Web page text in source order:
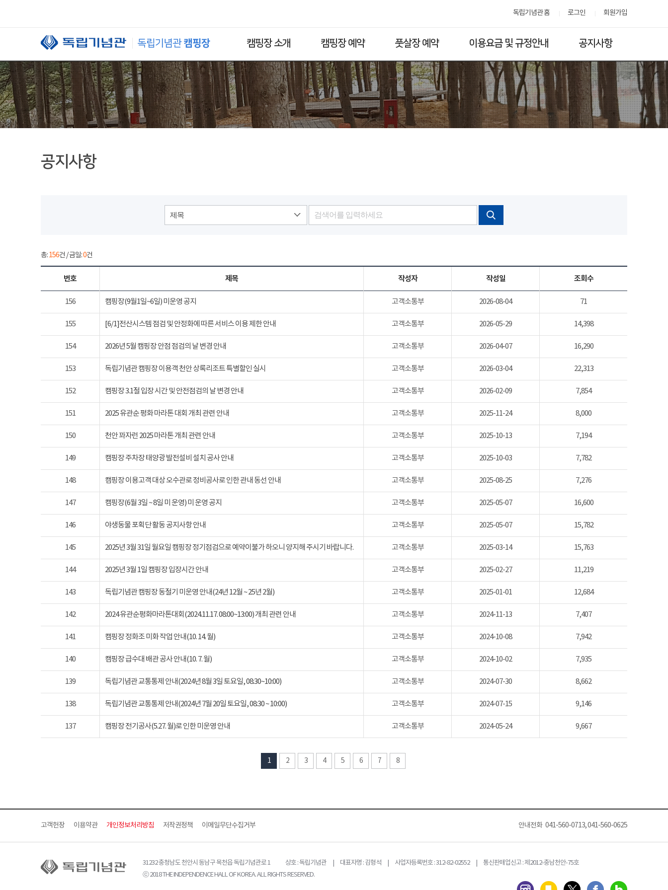
독립기념관 홈 로그인 회원가입
캠핑장 소개 캠핑장 예약 풋살장 예약 이용요금 및 규정안내 공지사항
공지사항
제목
총:156건 / 금일:0건
번호 제목 작성자 작성일 조회수
156 캠핑장(9월1일~6일) 미운영 공지 고객소통부 2026-08-04 71
155 [6/1]전산시스템 점검 및 안정화에 따른 서비스 이용 제한 안내 고객소통부 2026-05-29 14,398
154 2026년 5월 캠핑장 안점 점검의 날 변경 안내 고객소통부 2026-04-07 16,290
153 독립기념관 캠핑장 이용객 천안 상록리조트 특별할인 실시 고객소통부 2026-03-04 22,313
152 캠핑장 3.1절 입장 시간 및 안전점검의 날 변경 안내 고객소통부 2026-02-09 7,854
151 2025 유관순 평화 마라톤 대회 개최 관련 안내 고객소통부 2025-11-24 8,000
150 천안 꽈자런 2025 마라톤 개최 관련 안내 고객소통부 2025-10-13 7,194
149 캠핑장 주차장 태양광 발전설비 설치 공사 안내 고객소통부 2025-10-03 7,782
148 캠핑장 이용고객 대상 오수관로 정비공사로 인한 관내 동선 안내 고객소통부 2025-08-25 7,276
147 캠핑장(6월 3일 ~ 8일 미 운영) 미 운영 공지 고객소통부 2025-05-07 16,600
146 야생동물 포획단 활동 공지사항 안내 고객소통부 2025-05-07 15,782
145 2025년 3월 31일 월요일 캠핑장 정기점검으로 예약이불가 하오니 양지해 주시기 바랍니다. 고객소통부 2025-03-14 15,763
144 2025년 3월 1일 캠핑장 입장시간 안내 고객소통부 2025-02-27 11,219
143 독립기념관 캠핑장 동절기 미운영 안내(24년 12월 ~ 25년 2월) 고객소통부 2025-01-01 12,684
142 2024 유관순평화마라톤대회(2024.11.17. 08:00~13:00) 개최 관련 안내 고객소통부 2024-11-13 7,407
141 캠핑장 정화조 미화 작업 안내(10. 14. 월) 고객소통부 2024-10-08 7,942
140 캠핑장 급수대 배관 공사 안내(10. 7. 월) 고객소통부 2024-10-02 7,935
139 독립기념관 교통통제 안내(2024년 8월 3일 토요일, 08:30~10:00) 고객소통부 2024-07-30 8,662
138 독립기념관 교통통제 안내(2024년 7월 20일 토요일, 08:30 ~ 10:00) 고객소통부 2024-07-15 9,146
137 캠핑장 전기공사(5.27. 월)로 인한 미운영 안내 고객소통부 2024-05-24 9,667
1 2 3 4 5 6 7 8
고객헌장 이용약관 개인정보처리방침 저작권정책 이메일무단수집거부 안내전화 041-560-0713, 041-560-0625
31232 충청남도 천안시 동남구 목천읍 독립기념관로 1
상호 : 독립기념관 | 대표자명 : 김형석 | 사업자등록번호 : 312-82-02552 | 통신판매업신고 : 제2012-충남천안-75호
ⓒ 2018 THE INDEPENDENCE HALL OF KOREA. ALL RIGHTS RESERVED.